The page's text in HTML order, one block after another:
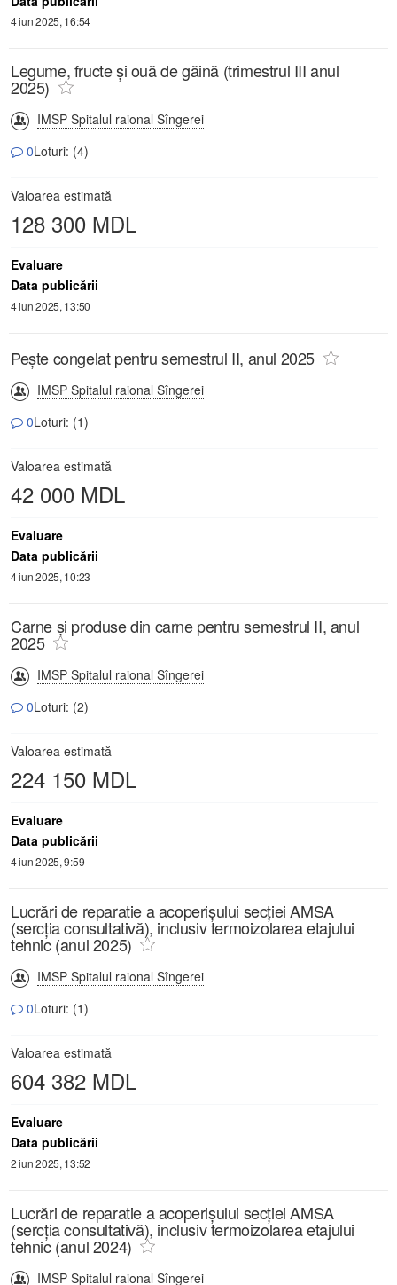
4 iun 2025, 16:54
Legume, fructe și ouă de găină (trimestrul III anul
2025)
IMSP Spitalul raional Sîngerei
0Loturi: (4)
Valoarea estimată
128 300 MDL
Evaluare
Data publicării
4 iun 2025, 13:50
Pește congelat pentru semestrul II, anul 2025
IMSP Spitalul raional Sîngerei
0Loturi: (1)
Valoarea estimată
42 000 MDL
Evaluare
Data publicării
4 iun 2025, 10:23
Carne și produse din carne pentru semestrul II, anul
2025
IMSP Spitalul raional Sîngerei
0Loturi: (2)
Valoarea estimată
224 150 MDL
Evaluare
Data publicării
4 iun 2025, 9:59
Lucrări de reparatie a acoperișului secției AMSA
(sercția consultativă), inclusiv termoizolarea etajului
tehnic (anul 2025)
IMSP Spitalul raional Sîngerei
0Loturi: (1)
Valoarea estimată
604 382 MDL
Evaluare
Data publicării
2 iun 2025, 13:52
Lucrări de reparatie a acoperișului secției AMSA
(sercția consultativă), inclusiv termoizolarea etajului
tehnic (anul 2024)
IMSP Spitalul raional Sîngerei